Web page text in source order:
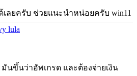
ลยครับ ช่วยแนะนำหน่อยครับ win11
lula
นขึ้นว่าอัพเกรด และต้องจ่ายเงิน